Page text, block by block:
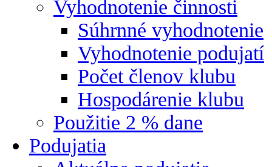
Vyhodnotenie činnosti
Súhrnné vyhodnotenie
Vyhodnotenie podujatí
Počet členov klubu
Hospodárenie klubu
Použitie 2 % dane
Podujatia